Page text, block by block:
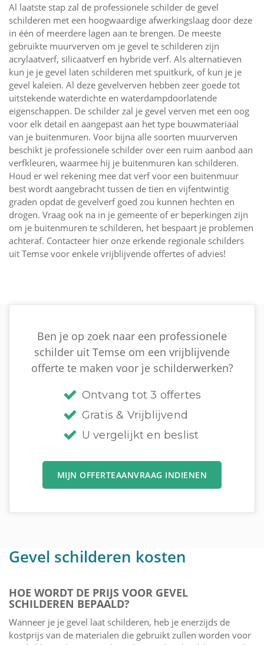
Al laatste stap zal de professionele schilder de gevel
schilderen met een hoogwaardige afwerkingslaag door deze
in één of meerdere lagen aan te brengen. De meeste
gebruikte muurverven om je gevel te schilderen zijn
acrylaatverf, silicaatverf en hybride verf. Als alternatieven
kun je je gevel laten schilderen met spuitkurk, of kun je je
gevel kaleien. Al deze gevelverven hebben zeer goede tot
uitstekende waterdichte en waterdampdoorlatende
eigenschappen. De schilder zal je gevel verven met een oog
voor elk detail en aangepast aan het type bouwmateriaal
van je buitenmuren. Voor bijna alle soorten muurverven
beschikt je professionele schilder over een ruim aanbod aan
verfkleuren, waarmee hij je buitenmuren kan schilderen.
Houd er wel rekening mee dat verf voor een buitenmuur
best wordt aangebracht tussen de tien en vijfentwintig
graden opdat de gevelverf goed zou kunnen hechten en
drogen. Vraag ook na in je gemeente of er beperkingen zijn
om je buitenmuren te schilderen, het bespaart je problemen
achteraf. Contacteer hier onze erkende regionale schilders
uit Temse voor enkele vrijblijvende offertes of advies!
Ben je op zoek naar een professionele
schilder uit Temse om een vrijblijvende
offerte te maken voor je schilderwerken?
Ontvang tot 3 offertes
Gratis & Vrijblijvend
U vergelijkt en beslist
MIJN OFFERTEAANVRAAG INDIENEN
Gevel schilderen kosten
HOE WORDT DE PRIJS VOOR GEVEL
SCHILDEREN BEPAALD?
Wanneer je je gevel laat schilderen, heb je enerzijds de
kostprijs van de materialen die gebruikt zullen worden voor